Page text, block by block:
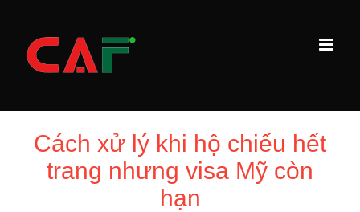
content
Cách xử lý khi hộ chiếu hết
trang nhưng visa Mỹ còn
hạn